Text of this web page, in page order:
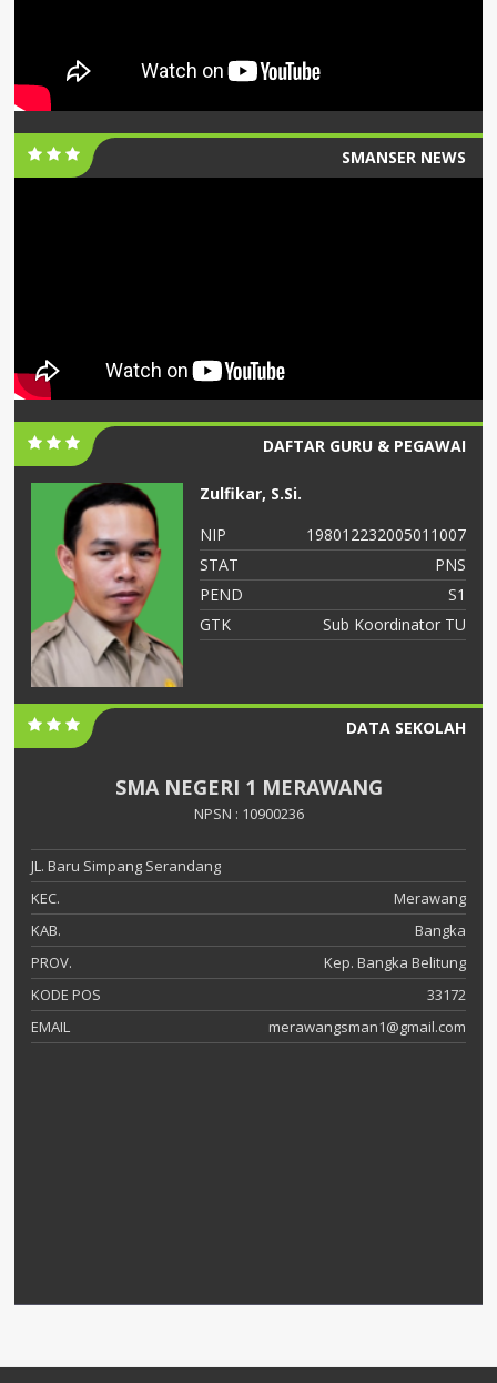
SMANSER NEWS
DAFTAR GURU & PEGAWAI
Zulfikar, S.Si.
NIP
198012232005011007
STAT
PNS
PEND
S1
GTK
Sub Koordinator TU
DATA SEKOLAH
SMA NEGERI 1 MERAWANG
NPSN : 10900236
JL. Baru Simpang Serandang
KEC.
Merawang
KAB.
Bangka
PROV.
Kep. Bangka Belitung
KODE POS
33172
EMAIL
merawangsman1@gmail.com